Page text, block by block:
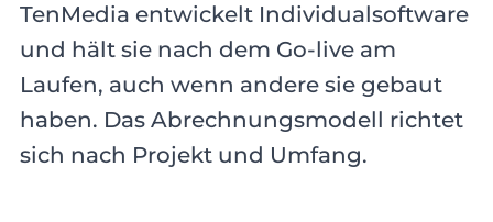
TenMedia entwickelt Individualsoftware
und hält sie nach dem Go-live am
Laufen, auch wenn andere sie gebaut
haben. Das Abrechnungsmodell richtet
sich nach Projekt und Umfang.